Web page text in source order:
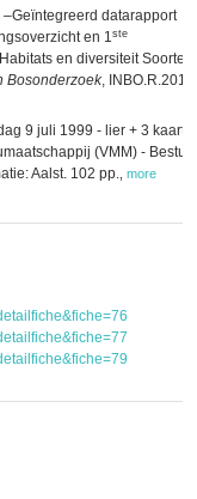
–Geïntegreerd datarapport
en 1ste
en diversiteit Soorten.
Bosonderzoek,
9 juli 1999 - lier + 3
(VMM) -
Aalst. 102 pp. more